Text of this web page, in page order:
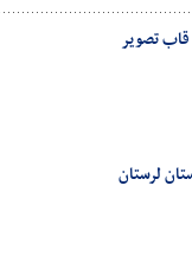
تصویر
لرستان